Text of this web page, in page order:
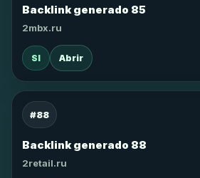
Backlink generado 85
2mbx.ru
SI Abrir
#88
Backlink generado 88
2retail.ru